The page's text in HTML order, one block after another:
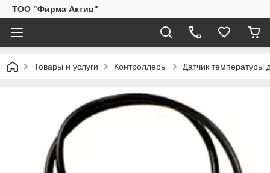
ТОО "Фирма Актив"
Товары и услуги Контроллеры Датчик температуры